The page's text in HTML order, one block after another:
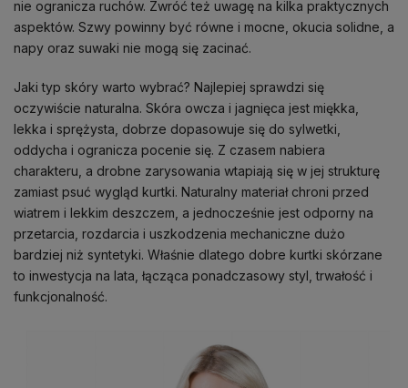
nie ogranicza ruchów. Zwróć też uwagę na kilka praktycznych
aspektów. Szwy powinny być równe i mocne, okucia solidne, a
napy oraz suwaki nie mogą się zacinać.
Jaki typ skóry warto wybrać? Najlepiej sprawdzi się
oczywiście naturalna. Skóra owcza i jagnięca jest miękka,
lekka i sprężysta, dobrze dopasowuje się do sylwetki,
oddycha i ogranicza pocenie się. Z czasem nabiera
charakteru, a drobne zarysowania wtapiają się w jej strukturę
zamiast psuć wygląd kurtki. Naturalny materiał chroni przed
wiatrem i lekkim deszczem, a jednocześnie jest odporny na
przetarcia, rozdarcia i uszkodzenia mechaniczne dużo
bardziej niż syntetyki. Właśnie dlatego dobre kurtki skórzane
to inwestycja na lata, łącząca ponadczasowy styl, trwałość i
funkcjonalność.